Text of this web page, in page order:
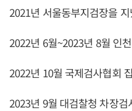
2021년 서울동부지검장을
2022년 6월~2023년 8월 인
2022년 10월 국제검사협회
2023년 9월 대검찰청 차장검